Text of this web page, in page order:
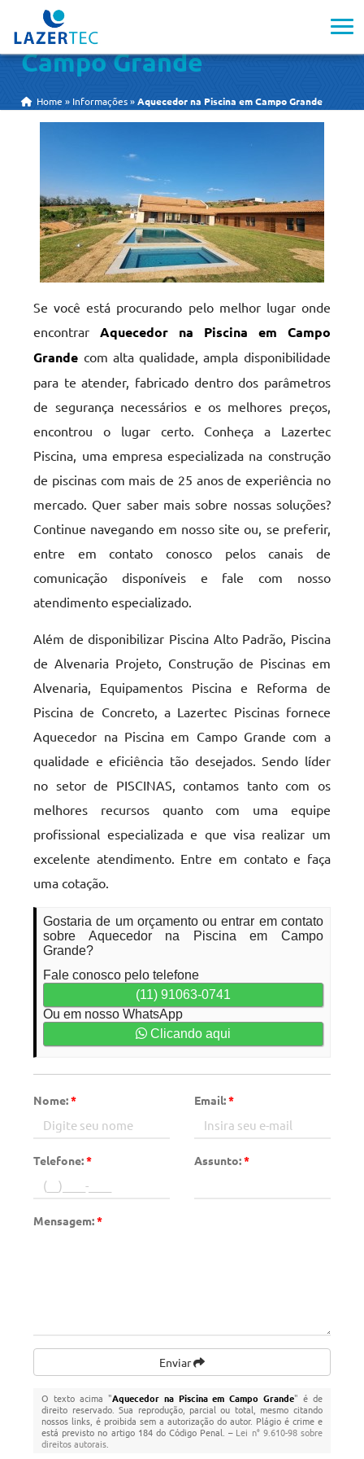
Aquecedor na Piscina em
Campo Grande
Home » Informações »Aquecedor na Piscina em Campo Grande
Se você está procurando pelo melhor lugar onde
encontrarAquecedor na Piscina em Campo
Grande com alta qualidade, ampla disponibilidade
para te atender, fabricado dentro dos parâmetros
de segurança necessários e os melhores preços,
encontrou o lugar certo. Conheça a Lazertec
Piscina, uma empresa especializada na construção
de piscinas com mais de 25 anos de experiência no
mercado. Quer saber mais sobre nossas soluções?
Continue navegando em nosso site ou, se preferir,
entre em contato conosco pelos canais de
comunicação disponíveis e fale com nosso
atendimento especializado.
Além de disponibilizar Piscina Alto Padrão, Piscina
de Alvenaria Projeto, Construção de Piscinas em
Alvenaria, Equipamentos Piscina e Reforma de
Piscina de Concreto, a Lazertec Piscinas fornece
Aquecedor na Piscina em Campo Grande com a
qualidade e eficiência tão desejados. Sendo líder
no setor de PISCINAS, contamos tanto com os
melhores recursos quanto com uma equipe
profissional especializada e que visa realizar um
excelente atendimento. Entre em contato e faça
uma cotação.
Gostaria de um orçamento ou entrar em contato
sobre Aquecedor na Piscina em Campo
Grande?
Fale conosco pelo telefone
(11) 91063-0741
Ou em nosso WhatsApp
Clicando aqui
Nome:* Email:*
Telefone:* Assunto:*
Mensagem:*
Enviar
O texto acima "Aquecedor na Piscina em Campo Grande" é de
direito reservado. Sua reprodução, parcial ou total, mesmo citando
nossos links, é proibida sem a autorização do autor. Plágio é crime e
está previsto no artigo 184 do Código Penal. – Lei n° 9.610-98 sobre
direitos autorais